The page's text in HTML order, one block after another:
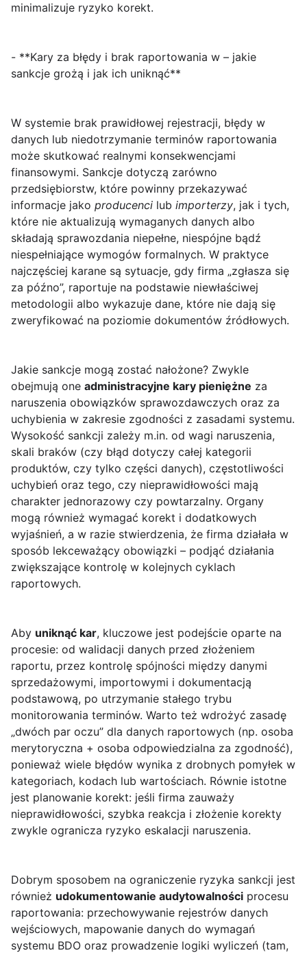
minimalizuje ryzyko korekt.
- **Kary za błędy i brak raportowania w – jakie
sankcje grożą i jak ich uniknąć**
W systemie brak prawidłowej rejestracji, błędy w
danych lub niedotrzymanie terminów raportowania
może skutkować realnymi konsekwencjami
finansowymi. Sankcje dotyczą zarówno
przedsiębiorstw, które powinny przekazywać
informacje jako producenci lub importerzy, jak i tych,
które nie aktualizują wymaganych danych albo
składają sprawozdania niepełne, niespójne bądź
niespełniające wymogów formalnych. W praktyce
najczęściej karane są sytuacje, gdy firma „zgłasza się
za późno”, raportuje na podstawie niewłaściwej
metodologii albo wykazuje dane, które nie dają się
zweryfikować na poziomie dokumentów źródłowych.
Jakie sankcje mogą zostać nałożone? Zwykle
obejmują one administracyjne kary pieniężne za
naruszenia obowiązków sprawozdawczych oraz za
uchybienia w zakresie zgodności z zasadami systemu.
Wysokość sankcji zależy m.in. od wagi naruszenia,
skali braków (czy błąd dotyczy całej kategorii
produktów, czy tylko części danych), częstotliwości
uchybień oraz tego, czy nieprawidłowości mają
charakter jednorazowy czy powtarzalny. Organy
mogą również wymagać korekt i dodatkowych
wyjaśnień, a w razie stwierdzenia, że firma działała w
sposób lekceważący obowiązki – podjąć działania
zwiększające kontrolę w kolejnych cyklach
raportowych.
Aby uniknąć kar, kluczowe jest podejście oparte na
procesie: od walidacji danych przed złożeniem
raportu, przez kontrolę spójności między danymi
sprzedażowymi, importowymi i dokumentacją
podstawową, po utrzymanie stałego trybu
monitorowania terminów. Warto też wdrożyć zasadę
„dwóch par oczu” dla danych raportowych (np. osoba
merytoryczna + osoba odpowiedzialna za zgodność),
ponieważ wiele błędów wynika z drobnych pomyłek w
kategoriach, kodach lub wartościach. Równie istotne
jest planowanie korekt: jeśli firma zauważy
nieprawidłowości, szybka reakcja i złożenie korekty
zwykle ogranicza ryzyko eskalacji naruszenia.
Dobrym sposobem na ograniczenie ryzyka sankcji jest
również udokumentowanie audytowalności procesu
raportowania: przechowywanie rejestrów danych
wejściowych, mapowanie danych do wymagań
systemu BDO oraz prowadzenie logiki wyliczeń (tam,